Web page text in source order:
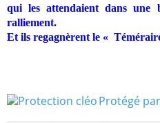
qui les attendaient dans une
ralliement.
Et ils regagnèrent le «
Protégé